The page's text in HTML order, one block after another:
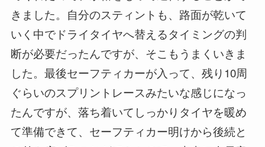
きました。自分のスティントも、路面が乾いて
いく中でドライタイヤへ替えるタイミングの判
断が必要だったんですが、そこもうまくいきま
した。最後セーフティカーが入って、残り10周
ぐらいのスプリントレースみたいな感じになっ
たんですが、落ち着いてしっかりタイヤを暖め
て準備できて、セーフティカー明けから後続と